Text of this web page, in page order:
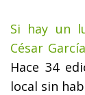
Si hay un
César
Hace 34
local sin